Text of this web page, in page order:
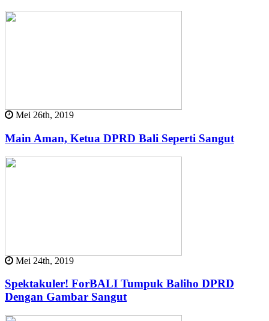
Mei 26th, 2019
Main Aman, Ketua DPRD Bali Seperti Sangut
Mei 24th, 2019
Spektakuler! ForBALI Tumpuk Baliho DPRD
Dengan Gambar Sangut